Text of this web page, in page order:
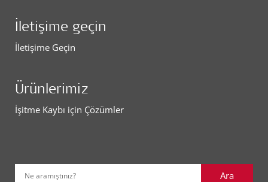
İletişime geçin
İletişime Geçin
Ürünlerimiz
İşitme Kaybı için Çözümler
Ne aramıştınız? Ara